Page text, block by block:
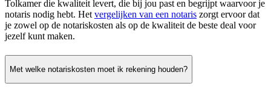
Tolkamer die kwaliteit levert, die bij jou past en begrijpt waarvoor je
notaris nodig hebt. Hetvergelijken van een notaris zorgt ervoor dat
je zowel op de notariskosten als op de kwaliteit de beste deal voor
jezelf kunt maken.
Met welke notariskosten moet ik rekening houden?